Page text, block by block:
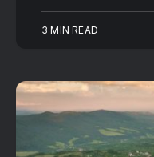
3 MIN READ